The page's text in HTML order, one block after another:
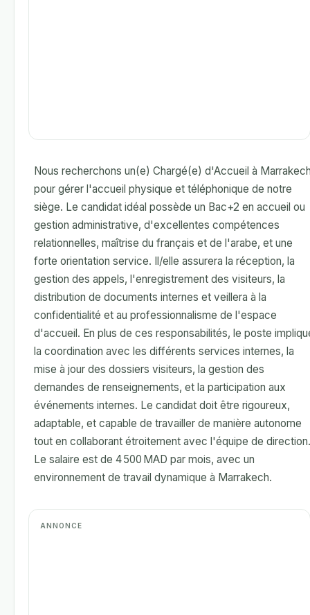
Nous recherchons un(e) Chargé(e) d'Accueil à
pour gérer l'accueil physique et téléphonique de notre
siège. Le candidat idéal possède un Bac+2 en accueil ou
gestion administrative, d'excellentes compétences
relationnelles, maîtrise du français et de l'arabe, et une
forte orientation service. Il/elle assurera la réception, la
gestion des appels, l'enregistrement des visiteurs, la
distribution de documents internes et veillera à la
confidentialité et au professionnalisme de l'espace
d'accueil. En plus de ces responsabilités, le poste
la coordination avec les différents services internes, la
mise à jour des dossiers visiteurs, la gestion des
demandes de renseignements, et la participation aux
événements internes. Le candidat doit être rigoureux,
adaptable, et capable de travailler de manière autonome
tout en collaborant étroitement avec l'équipe de direction.
Le salaire est de 4 500 MAD par mois, avec un
environnement de travail dynamique à Marrakech.